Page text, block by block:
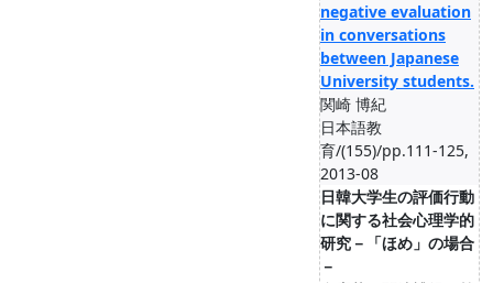
negative evaluation
in conversations
between Japanese
University students.
関崎 博紀
日本語教
育/(155)/pp.111-125,
2013-08
日韓大学生の評価行動
に関する社会心理学的
研究－「ほめ」の場合
－